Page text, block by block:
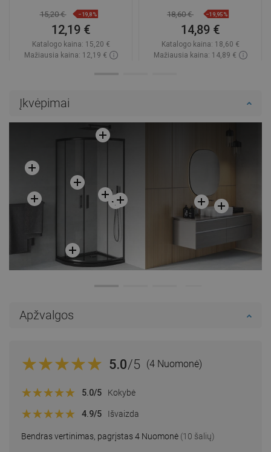
15,20 € −19,8%
12,19 €
Katalogo kaina: 15,20 €
Mažiausia kaina: 12,19 €
18,60 € −19,95%
14,89 €
Katalogo kaina: 18,60 €
Mažiausia kaina: 14,89 €
Įkvėpimai
Apžvalgos
5.0/5 (4 Nuomonė)
Bendras vertinimas, pagrįstas 4 Nuomonė (10 šalių)
5.0/5 Kokybė
4.9/5 Išvaizda